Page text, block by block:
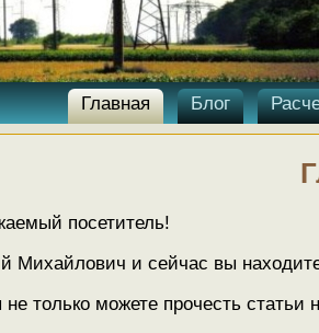
Главная Блог
посетитель!
Михайлович и сейчас вы
только можете прочесть